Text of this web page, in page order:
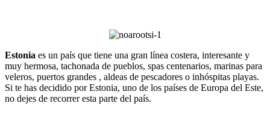
Estonia es un país que tiene una gran línea costera, interesante y
muy hermosa, tachonada de pueblos, spas centenarios, marinas para
veleros, puertos grandes , aldeas de pescadores o inhóspitas playas.
Si te has decidido por Estonia, uno de los países de Europa del Este,
no dejes de recorrer esta parte del país.